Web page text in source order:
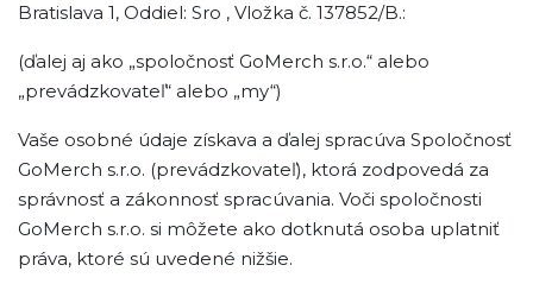
Bratislava 1, Oddiel: Sro , Vložka č. 137852/B.:
(ďalej aj ako „spoločnosť GoMerch s.r.o.“ alebo
„prevádzkovateľ“ alebo „my“)
Vaše osobné údaje získava a ďalej spracúva Spoločnosť
GoMerch s.r.o. (prevádzkovateľ), ktorá zodpovedá za
správnosť a zákonnosť spracúvania. Voči spoločnosti
GoMerch s.r.o. si môžete ako dotknutá osoba uplatniť
práva, ktoré sú uvedené nižšie.